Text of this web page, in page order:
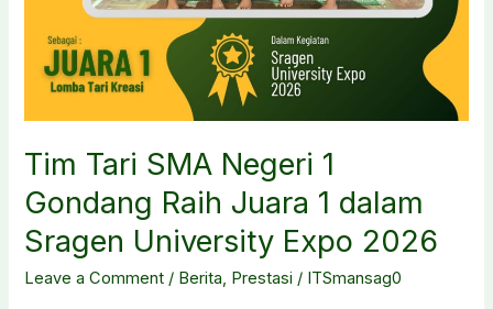
Tim Tari SMA Negeri 1
Gondang Raih Juara 1 dalam
Sragen University Expo 2026
Leave a Comment / Berita Prestasi / ITSmansag0